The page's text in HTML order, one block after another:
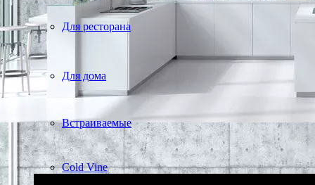
Для ресторана
Для дома
Встраиваемые
Cold Vine